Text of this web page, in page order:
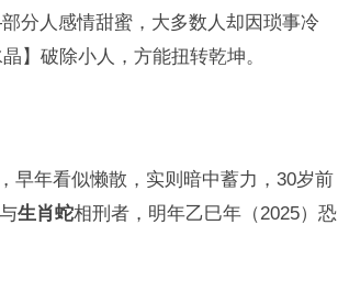
分人感情甜蜜，大多数人却因琐事冷
】破除小人，方能扭转乾坤。
早年看似懒散，实则暗中蓄力，30岁前
生肖蛇相刑者，明年乙巳年（2025）恐